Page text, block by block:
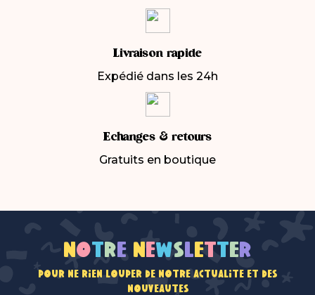
Livraison rapide
Expédié dans les 24h
Echanges & retours
Gratuits en boutique
Notre newsletter
Pour ne rien louper de notre actualité et des
nouveautés